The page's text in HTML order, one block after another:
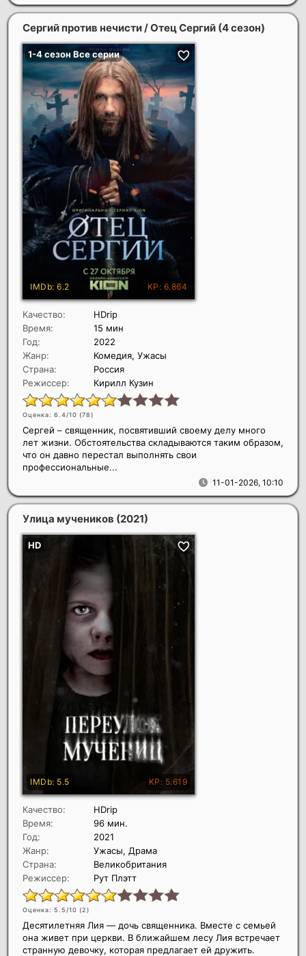
Сергий против нечисти / Отец Сергий (4 сезон)
Качество:
HDrip
Время:
15 мин
Год:
2022
Жанр:
Комедия, Ужасы
Страна:
Россия
Режиссер:
Кирилл Кузин
Оценка: 6.4/10 (78)
11-01-2026, 10:10
Сергей – священник, посвятивший своему делу много
лет жизни. Обстоятельства складываются таким образом,
что он давно перестал выполнять свои
профессиональные...
Улица мучеников (2021)
Качество:
HDrip
Время:
96 мин.
Год:
2021
Жанр:
Ужасы, Драма
Страна:
Великобритания
Режиссер:
Рут Плэтт
Оценка: 5.5/10 (2)
Десятилетняя Лия — дочь священника. Вместе с семьей
она живет при церкви. В ближайшем лесу Лия встречает
странную девочку, которая предлагает ей дружить.